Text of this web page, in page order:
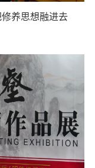
修养思想融进去